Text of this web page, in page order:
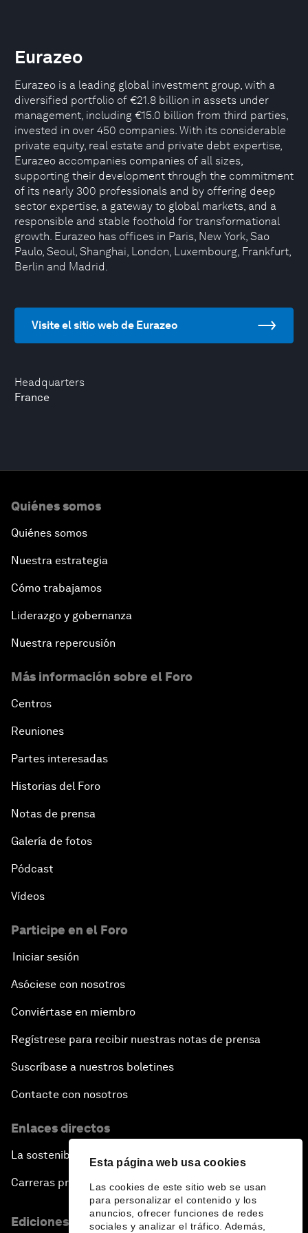
Esta página web usa cookies
Las cookies de este sitio web se usan
para personalizar el contenido y los
anuncios, ofrecer funciones de redes
sociales y analizar el tráfico. Además,
Headquarters
France
Eurazeo
Eurazeo is a leading global investment group, with a
diversified portfolio of €21.8 billion in assets under
management, including €15.0 billion from third parties,
invested in over 450 companies. With its considerable
private equity, real estate and private debt expertise,
Eurazeo accompanies companies of all sizes,
supporting their development through the commitment
of its nearly 300 professionals and by offering deep
sector expertise, a gateway to global markets, and a
responsible and stable foothold for transformational
growth. Eurazeo has offices in Paris, New York, Sao
Paulo, Seoul, Shanghai, London, Luxembourg, Frankfurt,
Berlin and Madrid.
Visite el sitio web de Eurazeo
Quiénes somos
Quiénes somos
Nuestra estrategia
Cómo trabajamos
Liderazgo y gobernanza
Nuestra repercusión
Más información sobre el Foro
Centros
Reuniones
Partes interesadas
Historias del Foro
Notas de prensa
Galería de fotos
Pódcast
Vídeos
Participe en el Foro
Iniciar sesión
Asóciese con nosotros
Conviértase en miembro
Regístrese para recibir nuestras notas de prensa
Suscríbase a nuestros boletines
Contacte con nosotros
Enlaces directos
La sostenibilidad en el Foro
Carreras profesionales
Ediciones en otros idiomas